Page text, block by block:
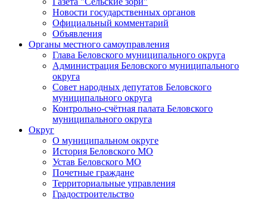
Новости государственных органов
Официальный комментарий
Объявления
Органы местного самоуправления
Глава Беловского муниципального округа
Администрация Беловского муниципального
округа
Совет народных депутатов Беловского
муниципального округа
Контрольно-счётная палата Беловского
муниципального округа
Округ
О муниципальном округе
История Беловского МО
Устав Беловского МО
Почетные граждане
Территориальные управления
Градостроительство